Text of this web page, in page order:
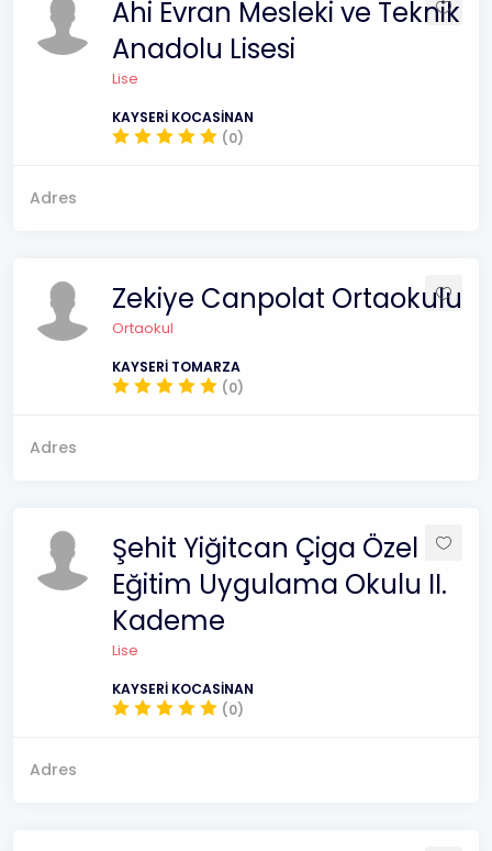
Ahi Evran Mesleki ve Teknik
Anadolu Lisesi
Lise
KAYSERİ KOCASİNAN
(0)
Adres
Zekiye Canpolat Ortaokulu
Ortaokul
KAYSERİ TOMARZA
(0)
Adres
Şehit Yiğitcan Çiga Özel
Eğitim Uygulama Okulu II.
Kademe
Lise
KAYSERİ KOCASİNAN
(0)
Adres